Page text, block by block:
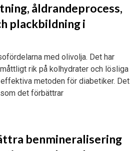
åldrandeprocess,
plackbildning i
med olivolja. Det har
rik på kolhydrater och lösliga
metoden för diabetiker. Det
det förbättrar
benmineralisering